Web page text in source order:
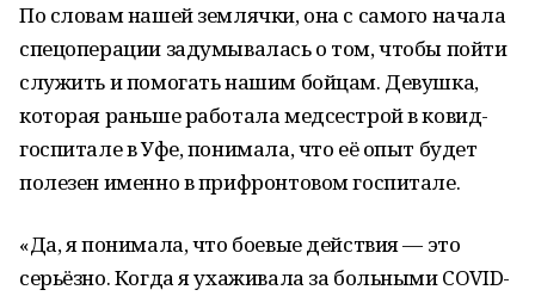
По словам нашей землячки, она с самого начала
спецоперации задумывалась о том, чтобы пойти
служить и помогать нашим бойцам. Девушка,
которая раньше работала медсестрой в ковид-
госпитале в Уфе, понимала, что её опыт будет
полезен именно в прифронтовом госпитале.
«Да, я понимала, что боевые действия — это
серьёзно. Когда я ухаживала за больными COVID-